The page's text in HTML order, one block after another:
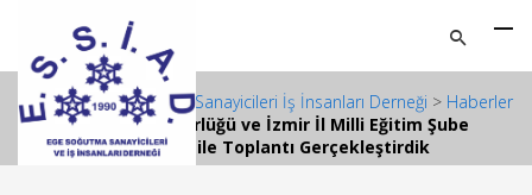
ESSİAD - Ege Soğutma Sanayicileri İş İnsanları Derneği > Haberler
> İŞKUR İl Müdürlüğü ve İzmir İl Milli Eğitim Şube
Müdürlüğü ile Toplantı Gerçekleştirdik